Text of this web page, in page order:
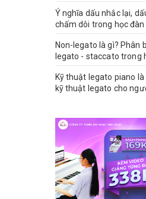
Ý nghĩa dấu nhắc lại,
chấm dôi trong học đàn
Non-legato là gì? Phân
legato - staccato trong
Kỹ thuật legato piano
kỹ thuật legato cho